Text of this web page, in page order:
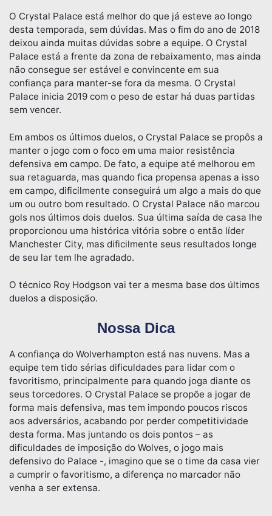
O Crystal Palace está melhor do que já esteve ao longo
desta temporada, sem dúvidas. Mas o fim do ano de 2018
deixou ainda muitas dúvidas sobre a equipe. O Crystal
Palace está a frente da zona de rebaixamento, mas ainda
não consegue ser estável e convincente em sua
confiança para manter-se fora da mesma. O Crystal
Palace inicia 2019 com o peso de estar há duas partidas
sem vencer.
Em ambos os últimos duelos, o Crystal Palace se propôs a
manter o jogo com o foco em uma maior resistência
defensiva em campo. De fato, a equipe até melhorou em
sua retaguarda, mas quando fica propensa apenas a isso
em campo, dificilmente conseguirá um algo a mais do que
um ou outro bom resultado. O Crystal Palace não marcou
gols nos últimos dois duelos. Sua última saída de casa lhe
proporcionou uma histórica vitória sobre o então líder
Manchester City, mas dificilmente seus resultados longe
de seu lar tem lhe agradado.
O técnico Roy Hodgson vai ter a mesma base dos últimos
duelos a disposição.
Nossa Dica
A confiança do Wolverhampton está nas nuvens. Mas a
equipe tem tido sérias dificuldades para lidar com o
favoritismo, principalmente para quando joga diante os
seus torcedores. O Crystal Palace se propõe a jogar de
forma mais defensiva, mas tem impondo poucos riscos
aos adversários, acabando por perder competitividade
desta forma. Mas juntando os dois pontos – as
dificuldades de imposição do Wolves, o jogo mais
defensivo do Palace -, imagino que se o time da casa vier
a cumprir o favoritismo, a diferença no marcador não
venha a ser extensa.